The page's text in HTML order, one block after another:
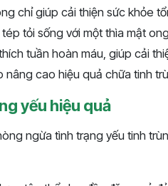
chỉ giúp cải thiện sức khỏe
tỏi sống với một thìa mật
tuần hoàn máu, giúp cải
cao hiệu quả chữa tinh
yếu hiệu quả
ngừa tình trạng yếu tinh